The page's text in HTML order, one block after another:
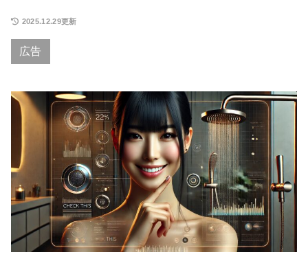
2025.12.29更新
広告